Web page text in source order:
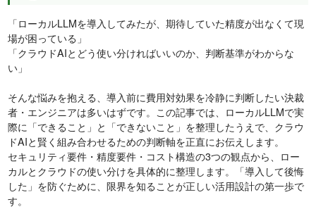
「ローカルLLMを導入してみたが、期待していた精度が出なくて現
場が困っている」
「クラウドAIとどう使い分ければいいのか、判断基準がわからな
い」
そんな悩みを抱える、導入前に費用対効果を冷静に判断したい決裁
者・エンジニアは多いはずです。この記事では、ローカルLLMで実
際に「できること」と「できないこと」を整理したうえで、クラウ
ドAIと賢く組み合わせるための判断軸を正直にお伝えします。
セキュリティ要件・精度要件・コスト構造の3つの観点から、ロー
カルとクラウドの使い分けを具体的に整理します。「導入して後悔
した」を防ぐために、限界を知ることが正しい活用設計の第一歩で
す。